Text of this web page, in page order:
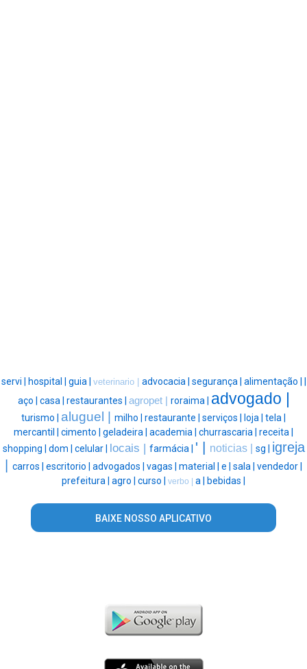
servi | hospital | guia | veterinario | advocacia | segurança | alimentação | |
aço | casa | restaurantes | agropet | roraima | advogado |
turismo | aluguel | milho | restaurante | serviços | loja | tela |
mercantil | cimento | geladeira | academia | churrascaria | receita |
shopping | dom | celular | locais | farmácia | ' | noticias | sg | igreja
| carros | escritorio | advogados | vagas | material | e | sala | vendedor |
prefeitura | agro | curso | verbo | a | bebidas |
BAIXE NOSSO APLICATIVO